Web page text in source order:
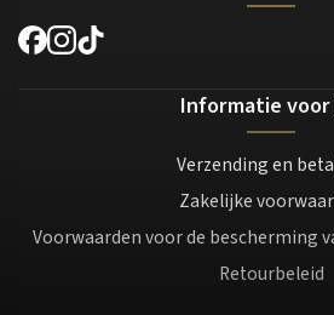
Informatie voor
Verzending en
Zakelijke
Voorwaarden voor de bescherming
Retourbeleid